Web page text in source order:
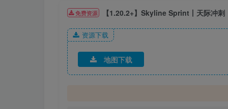
免费资源 【1.20.2+】Skyline Sprint丨天际冲刺
资源下载
地图下载